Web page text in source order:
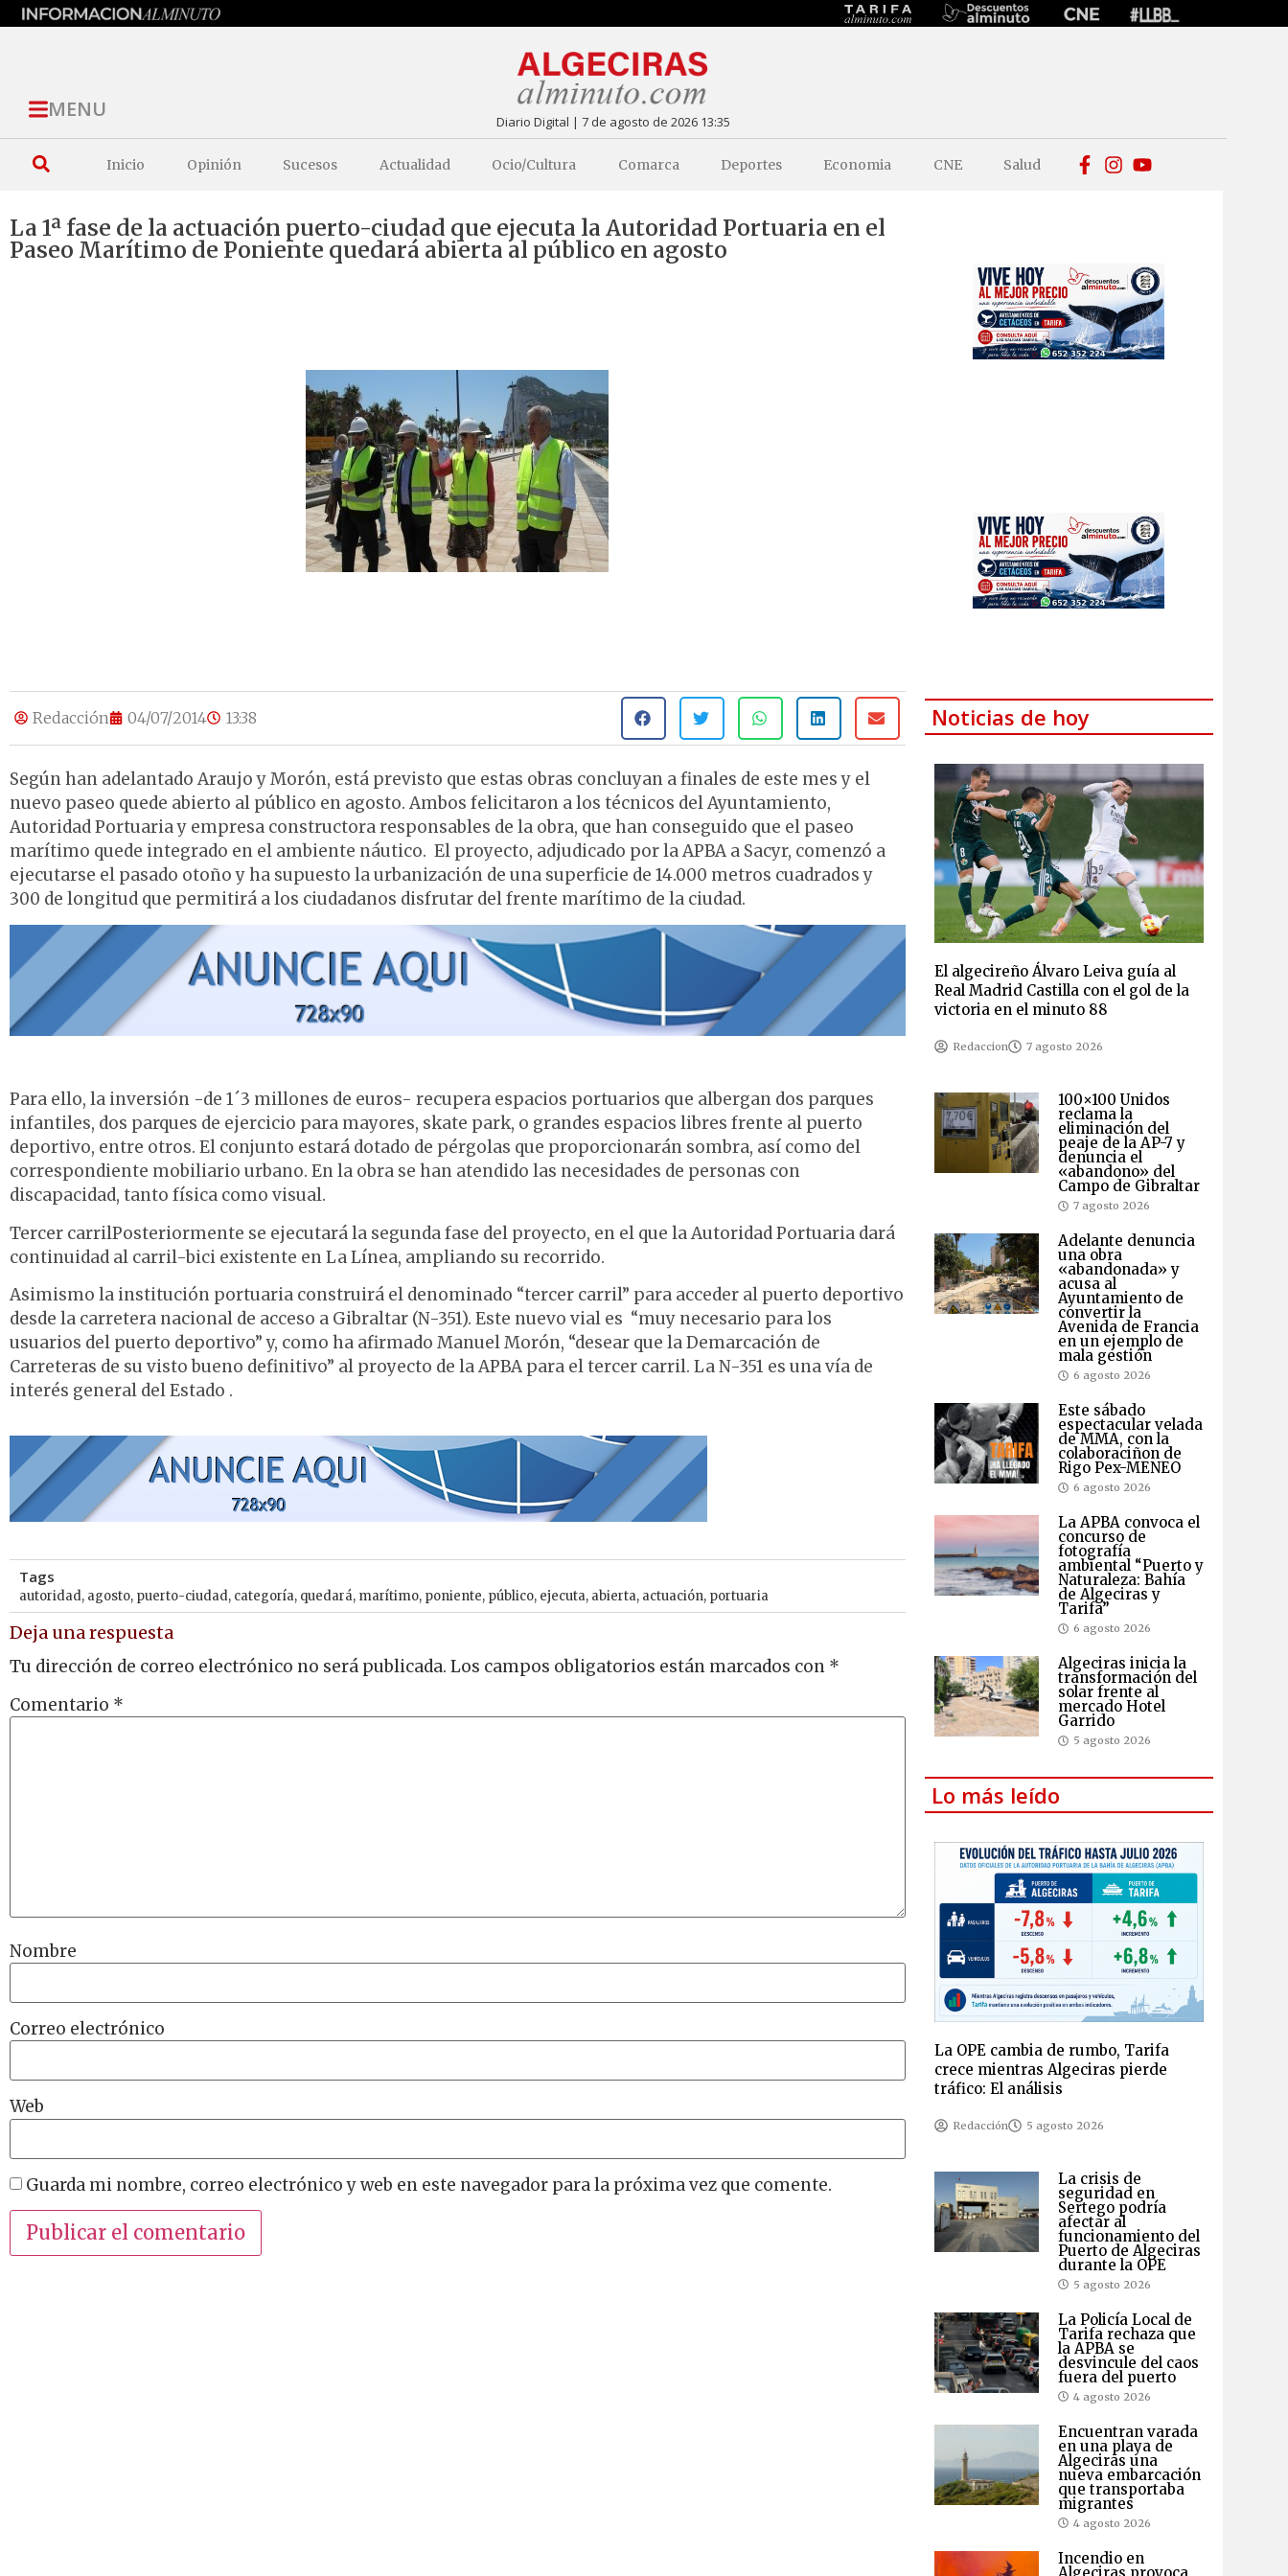
MENU Diario Digital | 7 de agosto de 2026 13:35
Inicio Opinión Sucesos Actualidad Ocio/Cultura Comarca Deportes Economia CNE Salud
La 1ª fase de la actuación puerto-ciudad que ejecuta la Autoridad Portuaria en el
Paseo Marítimo de Poniente quedará abierta al público en agosto
Redacción 04/07/2014 13:38
Según han adelantado Araujo y Morón, está previsto que estas obras concluyan a finales de este mes y el
nuevo paseo quede abierto al público en agosto. Ambos felicitaron a los técnicos del Ayuntamiento,
Autoridad Portuaria y empresa constructora responsables de la obra, que han conseguido que el paseo
marítimo quede integrado en el ambiente náutico. El proyecto, adjudicado por la APBA a Sacyr, comenzó a
ejecutarse el pasado otoño y ha supuesto la urbanización de una superficie de 14.000 metros cuadrados y
300 de longitud que permitirá a los ciudadanos disfrutar del frente marítimo de la ciudad.
Para ello, la inversión -de 1´3 millones de euros- recupera espacios portuarios que albergan dos parques
infantiles, dos parques de ejercicio para mayores, skate park, o grandes espacios libres frente al puerto
deportivo, entre otros. El conjunto estará dotado de pérgolas que proporcionarán sombra, así como del
correspondiente mobiliario urbano. En la obra se han atendido las necesidades de personas con
discapacidad, tanto física como visual.
Tercer carrilPosteriormente se ejecutará la segunda fase del proyecto, en el que la Autoridad Portuaria dará
continuidad al carril-bici existente en La Línea, ampliando su recorrido.
Asimismo la institución portuaria construirá el denominado “tercer carril” para acceder al puerto deportivo
desde la carretera nacional de acceso a Gibraltar (N-351). Este nuevo vial es “muy necesario para los
usuarios del puerto deportivo” y, como ha afirmado Manuel Morón, “desear que la Demarcación de
Carreteras de su visto bueno definitivo” al proyecto de la APBA para el tercer carril. La N-351 es una vía de
interés general del Estado .
Tags
autoridad, agosto, puerto-ciudad, categoría, quedará, marítimo, poniente, público, ejecuta, abierta, actuación, portuaria
Deja una respuesta
Tu dirección de correo electrónico no será publicada. Los campos obligatorios están marcados con *
Comentario *
Nombre
Correo electrónico
Web
Guarda mi nombre, correo electrónico y web en este navegador para la próxima vez que comente.
Noticias de hoy
El algecireño Álvaro Leiva guía al
Real Madrid Castilla con el gol de la
victoria en el minuto 88
Redaccion 7 agosto 2026
100×100 Unidos
reclama la
eliminación del
peaje de la AP-7 y
denuncia el
«abandono» del
Campo de Gibraltar
7 agosto 2026
Adelante denuncia
una obra
«abandonada» y
acusa al
Ayuntamiento de
convertir la
Avenida de Francia
en un ejemplo de
mala gestión
6 agosto 2026
Este sábado
espectacular velada
de MMA, con la
colaboraciñon de
Rigo Pex-MENEO
6 agosto 2026
La APBA convoca el
concurso de
fotografía
ambiental “Puerto y
Naturaleza: Bahía
de Algeciras y
Tarifa”
6 agosto 2026
Algeciras inicia la
transformación del
solar frente al
mercado Hotel
Garrido
5 agosto 2026
Lo más leído
La OPE cambia de rumbo, Tarifa
crece mientras Algeciras pierde
tráfico: El análisis
Redacción 5 agosto 2026
La crisis de
seguridad en
Sertego podría
afectar al
funcionamiento del
Puerto de Algeciras
durante la OPE
5 agosto 2026
La Policía Local de
Tarifa rechaza que
la APBA se
desvincule del caos
fuera del puerto
4 agosto 2026
Encuentran varada
en una playa de
Algeciras una
nueva embarcación
que transportaba
migrantes
4 agosto 2026
Incendio en